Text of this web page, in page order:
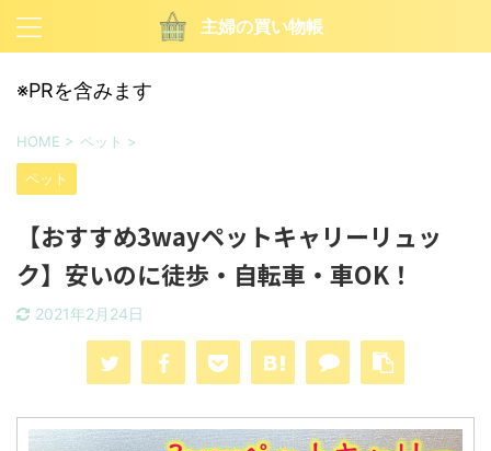
主婦の買い物帳
※PRを含みます
HOME > ペット >
ペット
【おすすめ3wayペットキャリーリュッ
ク】安いのに徒歩・自転車・車OK！
2021年2月24日